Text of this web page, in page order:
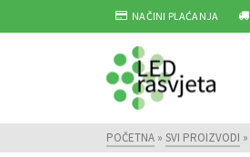
NAČINI PLAĆANJA
POČETNA » SVI PROIZVODI »